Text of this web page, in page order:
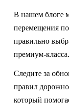
В нашем блоге
перемещения
правильно
премиум-класса.
Следите за
правил
который